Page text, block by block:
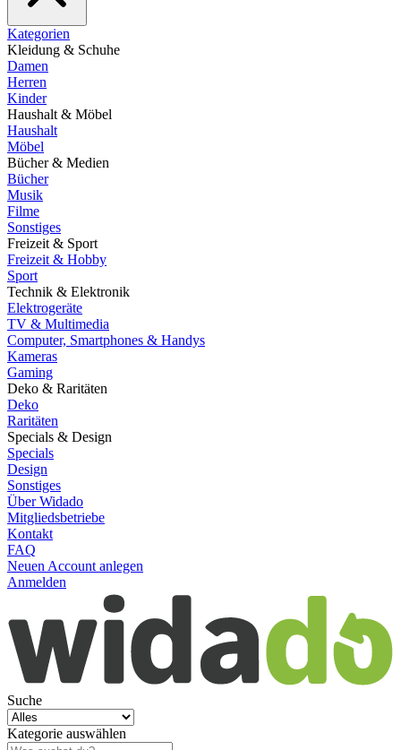
Kategorien
Kleidung & Schuhe
Damen
Herren
Kinder
Haushalt & Möbel
Haushalt
Möbel
Bücher & Medien
Bücher
Musik
Filme
Sonstiges
Freizeit & Sport
Freizeit & Hobby
Sport
Technik & Elektronik
Elektrogeräte
TV & Multimedia
Computer, Smartphones & Handys
Kameras
Gaming
Deko & Raritäten
Deko
Raritäten
Specials & Design
Specials
Design
Sonstiges
Über Widado
Mitgliedsbetriebe
Kontakt
FAQ
Neuen Account anlegen
Anmelden
Suche
Kategorie auswählen